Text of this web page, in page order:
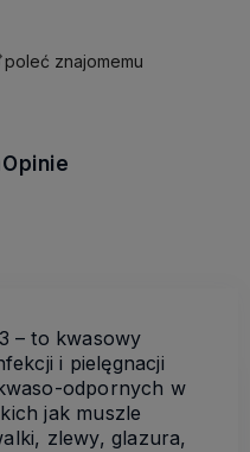
poleć znajomemu
Opinie
– to kwasowy
i pielęgnacji
odpornych w
jak muszle
zlewy, glazura,